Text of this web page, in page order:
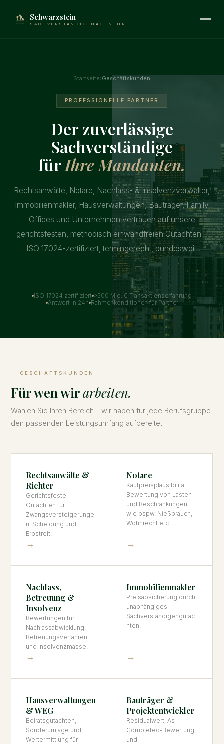
Schwarzstein
SACHVERSTÄNDIGENAGENTUR
Startseite›Geschäftskunden
PROFESSIONELLE PARTNER
Der zuverlässige
Sachverständige
fürIhre Mandanten.
Rechtsanwälte, Notare, Nachlass- & Insolvenzverwalter,
Immobilienmakler, Hausverwaltungen, Bauträger, Family
Offices und Unternehmen vertrauen auf unsere
gerichtsfesten, methodisch einwandfreien Gutachten –
ISO 17024-zertifiziert, termingerecht, bundesweit.
ISO 17024 zertifiziert >500 Mio. € Transaktionserfahrung
Antwort in 24h Rahmenkonditionen für Partner
GESCHÄFTSKUNDEN
Für wen wirarbeiten.
Wählen Sie Ihren Bereich – wir haben für jede Berufsgruppe
den passenden Leistungsumfang aufbereitet.
Rechtsanwälte &
Richter
Gerichtsfeste
Gutachten für
Zwangsversteigerunge
n, Scheidung und
Erbstreit.
→
Notare
Kaufpreisplausibilität,
Bewertung von Lasten
und Beschränkungen
wie bspw. Nießbrauch,
Wohnrecht etc.
→
Nachlass,
Betreuung &
Insolvenz
Bewertungen für
Nachlassabwicklung,
Betreuungsverfahren
und Insolvenzmasse.
→
Immobilienmakler
Preisabsicherung durch
unabhängiges
Sachverständigengutac
hten.
→
Hausverwaltungen
& WEG
Beiratsgutachten,
Sonderumlage und
Wertermittlung für
Bauträger &
Projektentwickler
Residualwert, As-
Completed-Bewertung
und